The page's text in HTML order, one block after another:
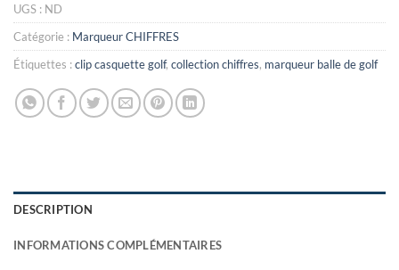
UGS : ND
Catégorie : Marqueur CHIFFRES
Étiquettes :clip casquette golf, collection chiffres, marqueur balle de golf
DESCRIPTION
INFORMATIONS COMPLÉMENTAIRES